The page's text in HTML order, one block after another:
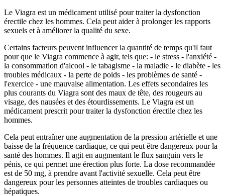
Le Viagra est un médicament utilisé pour traiter la dysfonction
érectile chez les hommes. Cela peut aider à prolonger les rapports
sexuels et à améliorer la qualité du sexe.
Certains facteurs peuvent influencer la quantité de temps qu'il faut
pour que le Viagra commence à agir, tels que: - le stress - l'anxiété -
la consommation d'alcool - le tabagisme - la maladie - le diabète - les
troubles médicaux - la perte de poids - les problèmes de santé -
l'exercice - une mauvaise alimentation. Les effets secondaires les
plus courants du Viagra sont des maux de tête, des rougeurs au
visage, des nausées et des étourdissements. Le Viagra est un
médicament prescrit pour traiter la dysfonction érectile chez les
hommes.
Cela peut entraîner une augmentation de la pression artérielle et une
baisse de la fréquence cardiaque, ce qui peut être dangereux pour la
santé des hommes. Il agit en augmentant le flux sanguin vers le
pénis, ce qui permet une érection plus forte. La dose recommandée
est de 50 mg, à prendre avant l'activité sexuelle. Cela peut être
dangereux pour les personnes atteintes de troubles cardiaques ou
hépatiques.